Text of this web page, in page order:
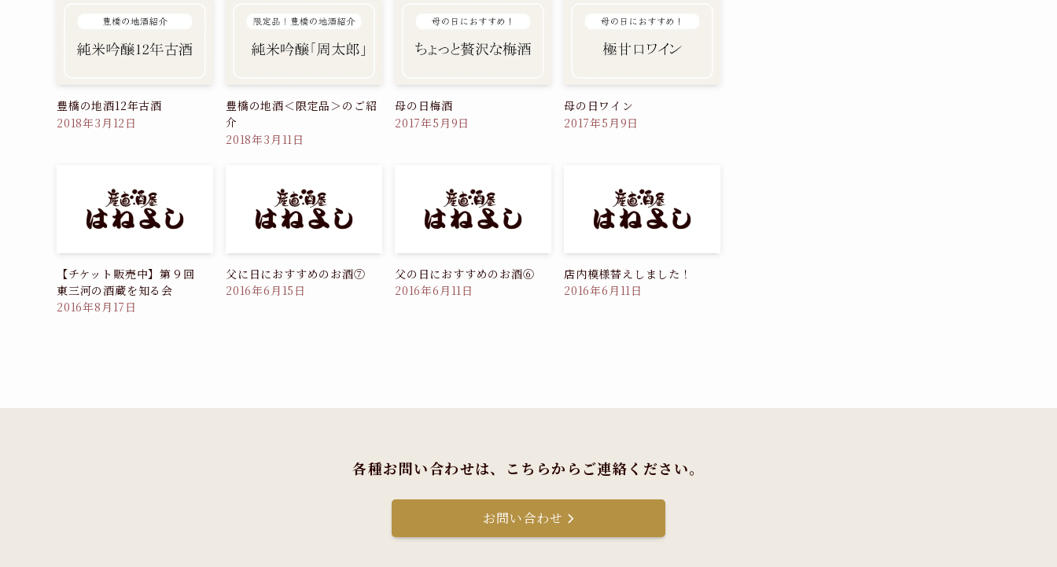
豊橋の地酒12年古酒
2018年3月12日
豊橋の地酒＜限定品＞のご紹
介
2018年3月11日
母の日梅酒
2017年5月9日
母の日ワイン
2017年5月9日
【チケット販売中】第９回
東三河の酒蔵を知る会
2016年8月17日
父に日におすすめのお酒⑦
2016年6月15日
父の日におすすめのお酒⑥
2016年6月11日
店内模様替えしました！
2016年6月11日
各種お問い合わせは、 こちらからご連絡ください。
お問い合わせ